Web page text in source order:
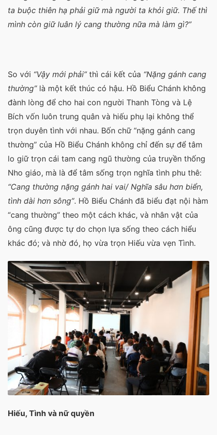
ta buộc thiên hạ phải giữ mà người ta khỏi giữ. Thế thì
mình còn giữ luân lý cang thường nữa mà làm gì?”
So với “Vậy mới phải”thì cái kết của “Nặng gánh cang
thường”là một kết thúc có hậu. Hồ Biểu Chánh không
đành lòng để cho hai con người Thanh Tòng và Lệ
Bích vốn luôn trung quân và hiếu phụ lại không thể
trọn duyên tình với nhau. Bốn chữ “nặng gánh cang
thường” của Hồ Biểu Chánh không chỉ đến sự để tâm
lo giữ trọn cái tam cang ngũ thường của truyền thống
Nho giáo, mà là để tâm sống trọn nghĩa tình phu thê:
“Cang thường nặng gánh hai vai/ Nghĩa sâu hơn biển,
tình dài hơn sông”. Hồ Biểu Chánh đã biểu đạt nội hàm
“cang thường” theo một cách khác, và nhân vật của
ông cũng được tự do chọn lựa sống theo cách hiểu
khác đó; và nhờ đó, họ vừa trọn Hiếu vừa vẹn Tình.
Hiếu, Tình và nữ quyền